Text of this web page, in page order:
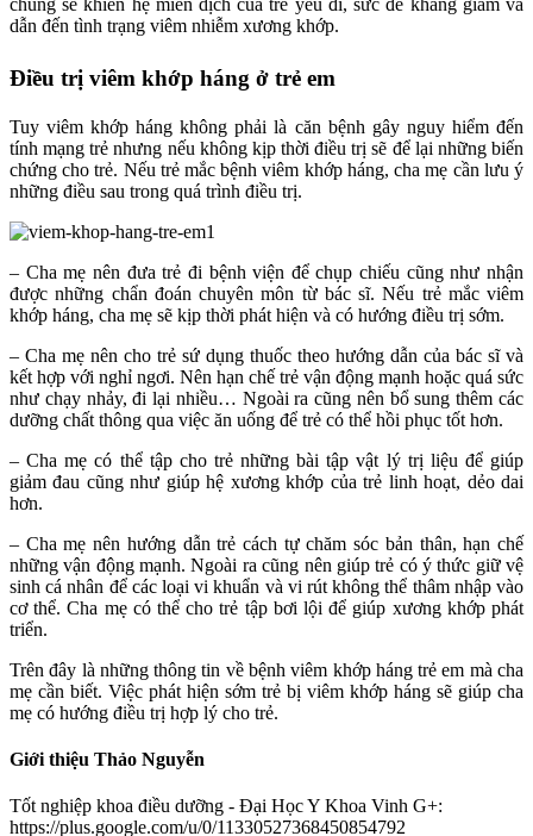
chúng sẽ khiến hệ miễn dịch của trẻ yếu đi, sức đề kháng giảm và
dẫn đến tình trạng viêm nhiễm xương khớp.
Điều trị viêm khớp háng ở trẻ em
Tuy viêm khớp háng không phải là căn bệnh gây nguy hiểm đến
tính mạng trẻ nhưng nếu không kịp thời điều trị sẽ để lại những biến
chứng cho trẻ. Nếu trẻ mắc bệnh viêm khớp háng, cha mẹ cần lưu ý
những điều sau trong quá trình điều trị.
– Cha mẹ nên đưa trẻ đi bệnh viện để chụp chiếu cũng như nhận
được những chẩn đoán chuyên môn từ bác sĩ. Nếu trẻ mắc viêm
khớp háng, cha mẹ sẽ kịp thời phát hiện và có hướng điều trị sớm.
– Cha mẹ nên cho trẻ sứ dụng thuốc theo hướng dẫn của bác sĩ và
kết hợp với nghỉ ngơi. Nên hạn chế trẻ vận động mạnh hoặc quá sức
như chạy nhảy, đi lại nhiều… Ngoài ra cũng nên bổ sung thêm các
dưỡng chất thông qua việc ăn uống để trẻ có thể hồi phục tốt hơn.
– Cha mẹ có thể tập cho trẻ những bài tập vật lý trị liệu để giúp
giảm đau cũng như giúp hệ xương khớp của trẻ linh hoạt, dẻo dai
hơn.
– Cha mẹ nên hướng dẫn trẻ cách tự chăm sóc bản thân, hạn chế
những vận động mạnh. Ngoài ra cũng nên giúp trẻ có ý thức giữ vệ
sinh cá nhân để các loại vi khuẩn và vi rút không thể thâm nhập vào
cơ thể. Cha mẹ có thể cho trẻ tập bơi lội để giúp xương khớp phát
triển.
Trên đây là những thông tin về bệnh viêm khớp háng trẻ em mà cha
mẹ cần biết. Việc phát hiện sớm trẻ bị viêm khớp háng sẽ giúp cha
mẹ có hướng điều trị hợp lý cho trẻ.
Giới thiệu Thảo Nguyễn
Tốt nghiệp khoa điều dưỡng - Đại Học Y Khoa Vinh G+:
https://plus.google.com/u/0/11330527368450854792